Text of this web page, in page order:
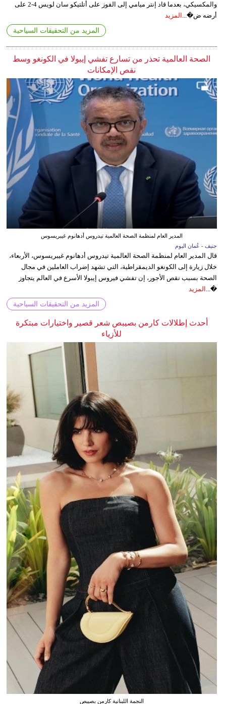
والمكسيكي، بعدما قاد إنتر ميامي إلى الفوز على أتلتيكو سان لويس 4-2 على
أرضه ض�... المزيد
المزيد من التحقيقات السياحية
الصحة العالمية تحذر من تسارع تفشي إيبولا في الكونغو وسط
نقص الإمكانات
المدير العام لمنظمة الصحة العالمية تيدروس أدهانوم غيبريسوس
جنيف - عُمان اليوم
قال المدير العام لمنظمة الصحة العالمية تيدروس أدهانوم غيبريسوس، الأربعاء،
خلال زيارة إلى الكونغو الديمقراطية، التي تشهد إضراب العاملين في مجال
الصحة بسبب نقص الأجور، إن تفشي فيروس إيبولا الأسرع في العالم يتجاوز
�... المزيد
المزيد من التحقيقات السياحية
أحدث إطلالات كارمن بصيبص شعر قصير واختيارات مبتكرة
للأزياء
النجمة اللبنانية كارمن بصيبص